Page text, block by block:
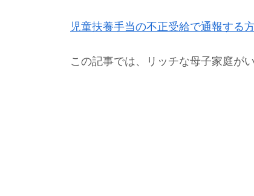
児童扶養手当の不正受給で通報する
この記事では、リッチな母子家庭が